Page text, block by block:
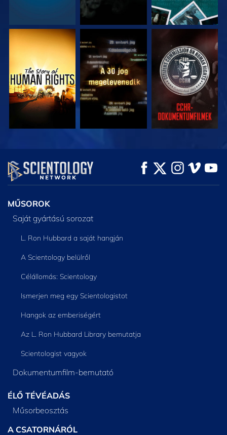
MŰSORNÉZÉS MŰSORNÉZÉS MŰSORNÉZÉS
MŰSORNÉZÉS MŰSORNÉZÉS
A SOROZAT
RÉSZEI
MŰSOROK
Saját gyártású sorozat
L. Ron Hubbard a saját hangján
A Scientology belülről
Célállomás: Scientology
Ismerjen meg egy Scientologistot
Hangok az emberiségért
Az L. Ron Hubbard Library bemutatja
Scientologist vagyok
Dokumentumfilm-bemutató
ÉLŐ TÉVÉADÁS
Műsorbeosztás
A CSATORNÁRÓL